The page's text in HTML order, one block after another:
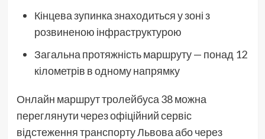
Кінцева зупинка знаходиться у зоні з
розвиненою інфраструктурою
Загальна протяжність маршруту — понад 12
кілометрів в одному напрямку
Онлайн маршрут тролейбуса 38 можна
переглянути через офіційний сервіс
відстеження транспорту Львова або через